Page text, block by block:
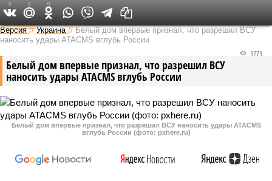
Федеральный выпуск
Версия //Украина //Белый дом впервые признал, что разрешил ВСУ
наносить удары ATACMS вглубь России
Белый дом впервые признал, что разрешил ВСУ
наносить удары ATACMS вглубь России
1771
Белый дом впервые признал, что разрешил ВСУ наносить удары ATACMS
вглубь России (фото: pxhere.ru)
0 0 0